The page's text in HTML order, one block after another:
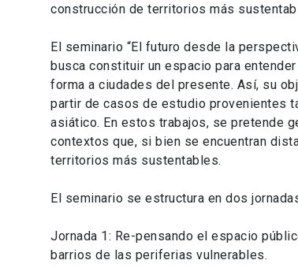
construcción de territorios más
El seminario “El futuro desde la
busca constituir un espacio para
forma a ciudades del presente. Así, su
partir de casos de estudio provenientes
asiático. En estos trabajos, se pretende
contextos que, si bien se encuentran
territorios más sustentables.
El seminario se estructura en dos
Jornada 1: Re-pensando el espacio
barrios de las periferias vulnerables.